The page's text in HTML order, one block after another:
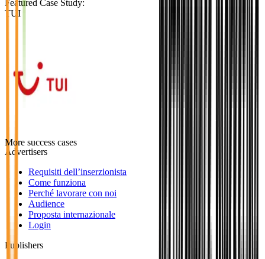
Featured Case Study:
TUI
More success cases
Advertisers
Requisiti dell’inserzionista
Come funziona
Perché lavorare con noi
Audience
Proposta internazionale
Login
Publishers